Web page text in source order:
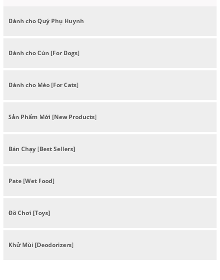
Dành cho Quý Phụ Huynh
Dành cho Cún [For Dogs]
Dành cho Mèo [For Cats]
Sản Phẩm Mới [New Products]
Bán Chạy [Best Sellers]
Pate [Wet Food]
Đồ Chơi [Toys]
Khử Mùi [Deodorizers]